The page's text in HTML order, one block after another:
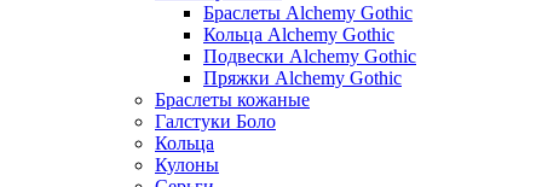
Браслеты Alchemy Gothic
Кольца Alchemy Gothic
Подвески Alchemy Gothic
Пряжки Alchemy Gothic
Браслеты кожаные
Галстуки Боло
Кольца
Кулоны